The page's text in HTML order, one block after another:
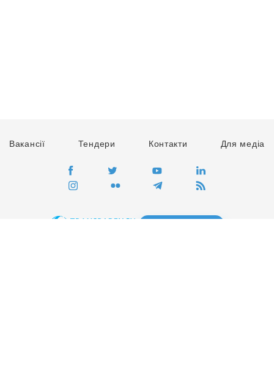
Вакансії Тендери Контакти Для медіа